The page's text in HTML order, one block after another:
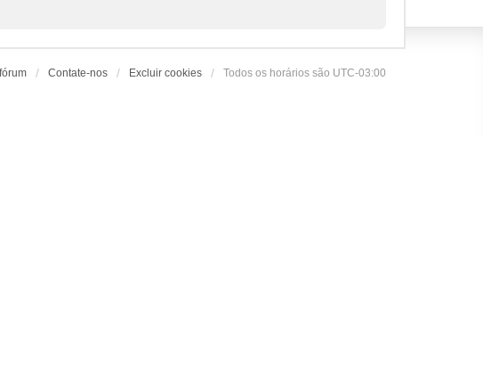
Contate-nos Excluir cookies Todos os horários são UTC-03:00